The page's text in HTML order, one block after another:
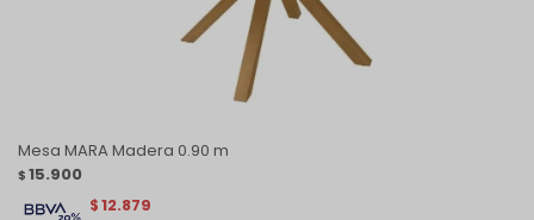
Mesa MARA Madera 0.90 m
$ 15.900
$12.879